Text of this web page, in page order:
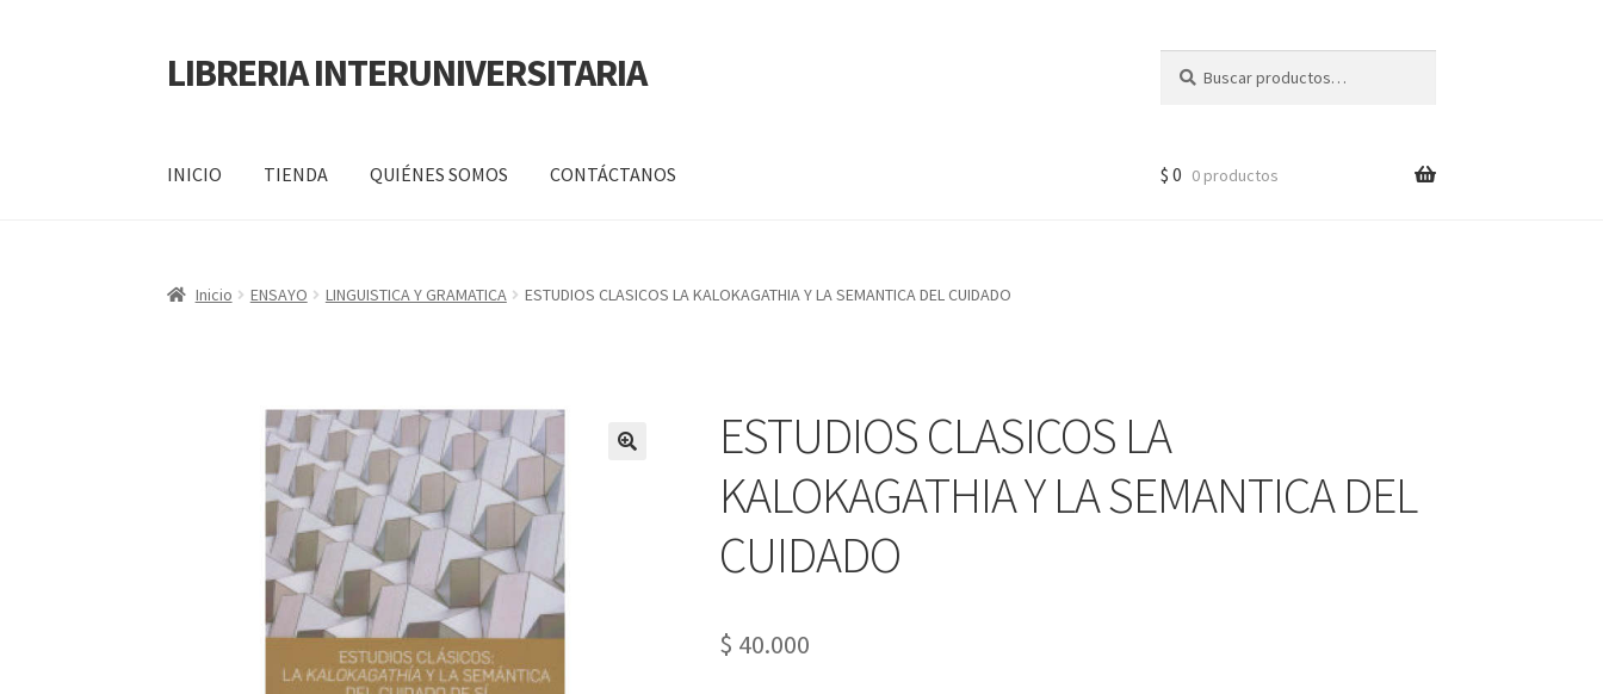
LIBRERIA INTERUNIVERSITARIA
INICIO TIENDA QUIÉNES SOMOS CONTÁCTANOS
QUIÉNES SOMOSSHOPTienda
$ 0 0 productos
Inicio ENSAYO LINGUISTICA Y GRAMATICA ESTUDIOS CLASICOS LA KALOKAGATHIA Y LA SEMANTICA DEL CUIDADO
ESTUDIOS CLASICOS LA
KALOKAGATHIA Y LA SEMANTICA DEL
CUIDADO
$ 40.000